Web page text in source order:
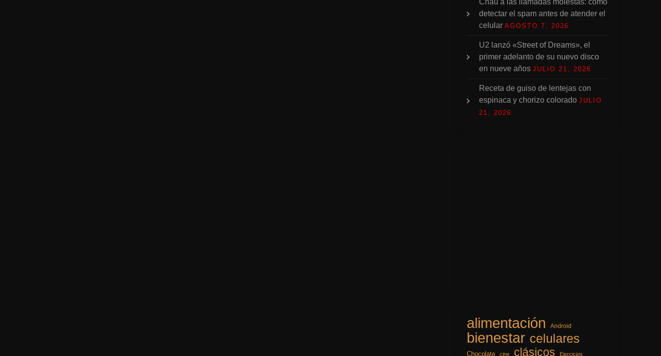
Chau a las llamadas molestas: cómo
detectar el spam antes de atender el
celular AGOSTO 7, 2026
U2 lanzó «Street of Dreams», el
primer adelanto de su nuevo disco
en nueve años JULIO 21, 2026
Receta de guiso de lentejas con
espinaca y chorizo colorado JULIO
21, 2026
alimentación Android
bienestar celulares
Chocolate cine clásicos Ejercicios